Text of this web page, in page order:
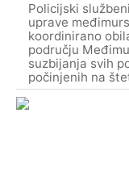
Policijski
uprave
koordinirano
području
suzbijanja svih
počinjenih na